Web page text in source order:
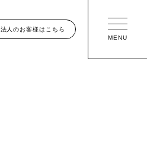
法人のお客様はこちら
MENU